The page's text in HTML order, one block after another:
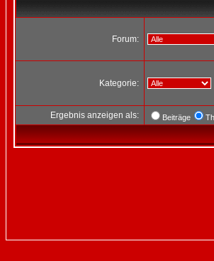
Forum:
Kategorie:
Ergebnis anzeigen als: Beiträge